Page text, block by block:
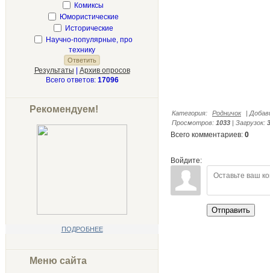
Комиксы
Юмористические
Исторические
Научно-популярные, про
технику
Результаты
Архив опросов
Всего ответов: 17096
Рекомендуем!
ПОДРОБНЕЕ
Меню сайта
Категория: Родничок |
Просмотров: 1033 | Загрузок:
Всего комментариев: 0
Войдите:
Отправить